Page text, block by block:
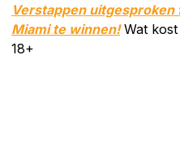
Verstappen uitgesproken
Miami te winnen!Wat kost
18+